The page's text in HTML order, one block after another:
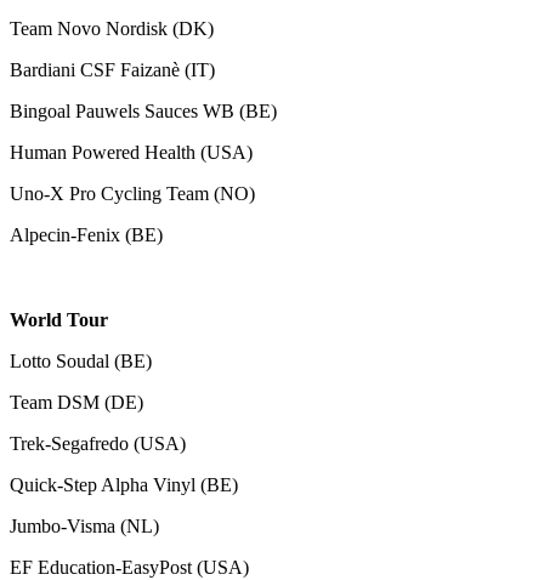
Team Novo Nordisk (DK)
Bardiani CSF Faizanè (IT)
Bingoal Pauwels Sauces WB (BE)
Human Powered Health (USA)
Uno-X Pro Cycling Team (NO)
Alpecin-Fenix (BE)
World Tour
Lotto Soudal (BE)
Team DSM (DE)
Trek-Segafredo (USA)
Quick-Step Alpha Vinyl (BE)
Jumbo-Visma (NL)
EF Education-EasyPost (USA)